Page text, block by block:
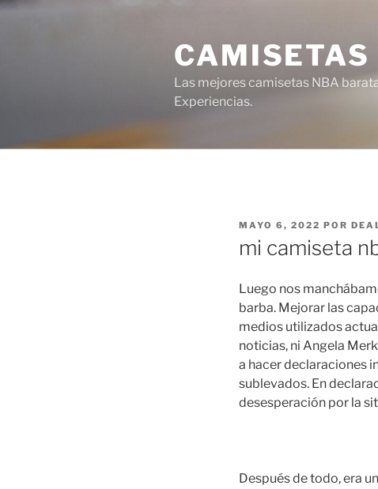
Saltar
Las mejores camisetas NBA
Experiencias.
PUBLICADO
MAYO 6, 2022 POR
mi camiseta
Luego nos
barba. Mejorar las
medios utilizados
noticias, ni Angela
a hacer declaraciones
sublevados. En
desesperación por la
Después de todo, era